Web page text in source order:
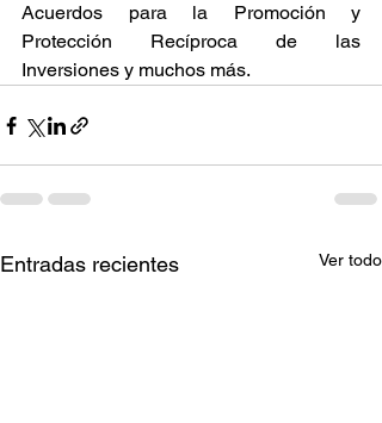
Acuerdos para la Promoción y
Protección Recíproca de las
Inversiones y muchos más.
Entradas recientes Ver todo